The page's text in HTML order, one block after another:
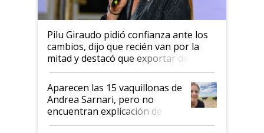
Pilu Giraudo pidió confianza ante los
cambios, dijo que recién van por la
mitad y destacó que exportar dejó de
ser "para unos pocos": "Tenemos un
mandato muy claro del gobierno
nacional"
Aparecen las 15 vaquillonas de
Andrea Sarnari, pero no
encuentran explicación de
cómo llegaron allí